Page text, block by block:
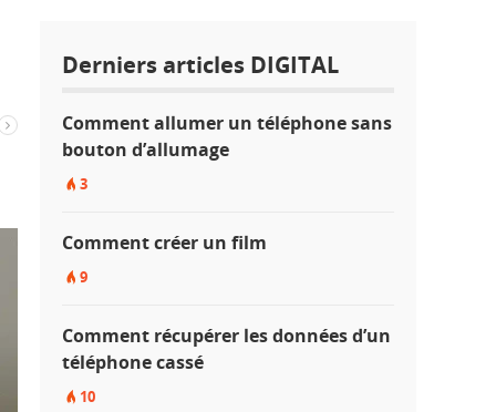
Derniers articles DIGITAL
Comment allumer un téléphone sans
bouton d’allumage
3
Comment créer un film
9
Comment récupérer les données d’un
téléphone cassé
10